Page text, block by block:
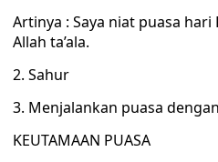
Artinya : Saya niat puasa
Allah ta’ala.
2. Sahur
3. Menjalankan puasa
KEUTAMAAN PUASA